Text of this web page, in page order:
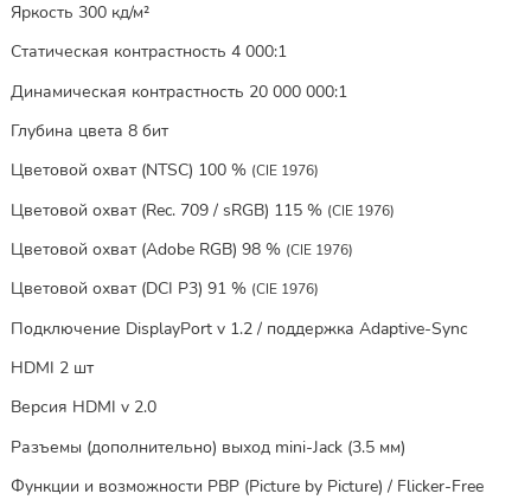
Яркость 300 кд/м²
Статическая контрастность 4 000:1
Динамическая контрастность 20 000 000:1
Глубина цвета 8 бит
Цветовой охват (NTSC) 100 % (CIE 1976)
Цветовой охват (Rec. 709 / sRGB) 115 % (CIE 1976)
Цветовой охват (Adobe RGB) 98 % (CIE 1976)
Цветовой охват (DCI P3) 91 % (CIE 1976)
Подключение DisplayPort v 1.2 / поддержка Adaptive-Sync
HDMI 2 шт
Версия HDMI v 2.0
Разъемы (дополнительно) выход mini-Jack (3.5 мм)
Функции и возможности PBP (Picture by Picture) / Flicker-Free